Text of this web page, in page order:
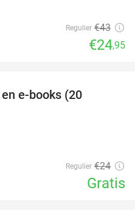
Regulier €43
€24,95
e-books (20
Regulier €24
Gratis